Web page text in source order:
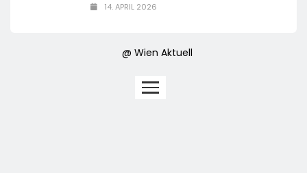
14. APRIL 2026
@ Wien Aktuell